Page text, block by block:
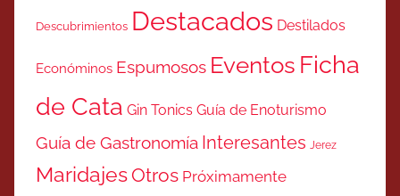
Descubrimientos Destacados Destilados
Económinos Espumosos Eventos Ficha
de Cata Gin Tonics Guía de Enoturismo
Guía de Gastronomía Interesantes Jerez
MaridajesOtros Próximamente